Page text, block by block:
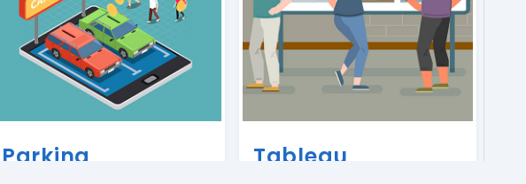
publicits. Le FC-Pro est le
choi
Parking
Tableau